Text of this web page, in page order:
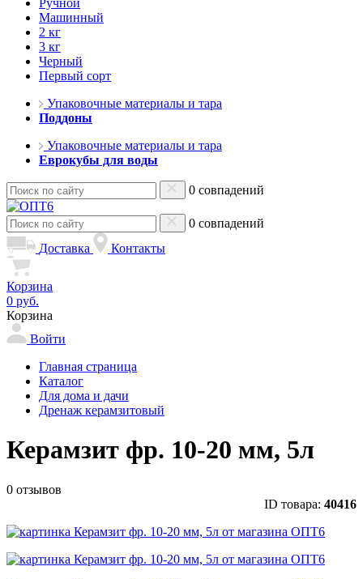
Ручной
Машинный
2 кг
3 кг
Черный
Первый сорт
Упаковочные материалы и тара
Поддоны
Упаковочные материалы и тара
Еврокубы для воды
0 совпадений
0 совпадений
Доставка
Контакты
Корзина
0 руб.
Корзина
Войти
Главная страница
Каталог
Для дома и дачи
Дренаж керамзитовый
Керамзит фр. 10-20 мм, 5л
0 отзывов
ID товара: 40416